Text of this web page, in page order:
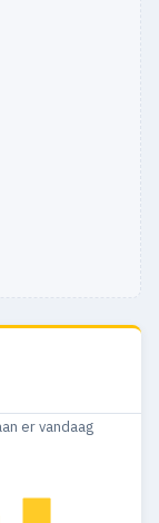
er vandaag